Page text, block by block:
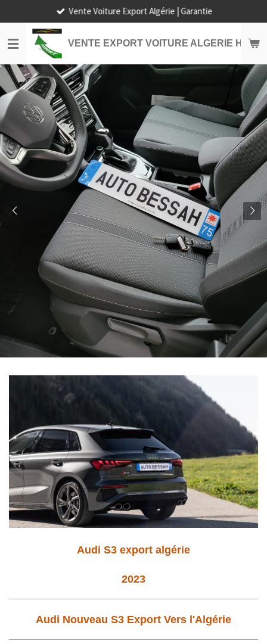
au
contenu
principal
VENTE EXPORT VOITURE ALGERIE HORS
Vente Voiture Export Algérie | Garantie
Audi S3 export algérie
2023
Audi Nouveau S3 Export Vers l'Algérie